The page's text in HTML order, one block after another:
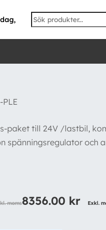
paket till 24V /lastbil,
spänningsregulator och
moms8356.00 kr Exkl.